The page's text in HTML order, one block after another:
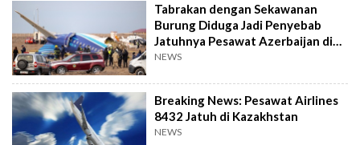
Tabrakan dengan Sekawanan
Burung Diduga Jadi Penyebab
Jatuhnya Pesawat Azerbaijan di
Kazakhstan
NEWS
Breaking News: Pesawat Airlines
8432 Jatuh di Kazakhstan
NEWS